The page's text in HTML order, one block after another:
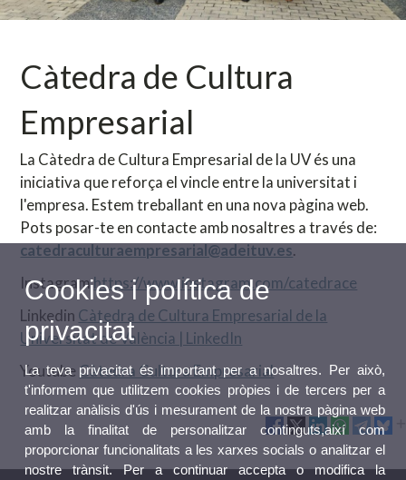
Càtedra de Cultura
Empresarial
La Càtedra de Cultura Empresarial de la UV és una
iniciativa que reforça el vincle entre la universitat i
l'empresa. Estem treballant en una nova pàgina web.
Pots posar-te en contacte amb nosaltres a través de:
catedraculturaempresarial@adeituv.es.
Instagramhttps://www.instagram.com/catedrace
Linkedin Càtedra de Cultura Empresarial de la
Universitat de València | LinkedIn
Youtube Càtedra Cultura Empresarial
Cookies i política de
privacitat
La teva privacitat és important per a nosaltres. Per això,
t'informem que utilitzem cookies pròpies i de tercers per a
realitzar anàlisis d'ús i mesurament de la nostra pàgina web
amb la finalitat de personalitzar continguts,així com
proporcionar funcionalitats a les xarxes socials o analitzar el
nostre trànsit. Per a continuar accepta o modifica la